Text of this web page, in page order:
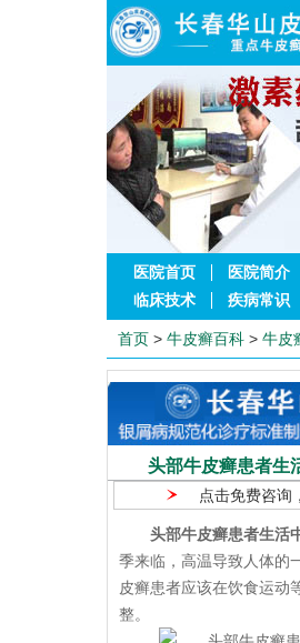
医院首页 医院简介
临床技术
疾病常识
首页 > 牛皮癣百科 > 牛皮
头部牛皮癣患者生
点击免费咨询
头部牛皮癣患者生活
季来临，高温导致人体的
皮癣患者应该在饮食运动
整。